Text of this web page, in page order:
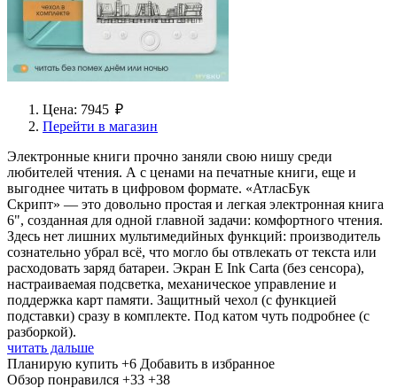
Цена: 7945 ₽
Перейти в магазин
Электронные книги прочно заняли свою нишу среди
любителей чтения. А с ценами на печатные книги, еще и
выгоднее читать в цифровом формате. «АтласБук
Скрипт» — это довольно простая и легкая электронная книга
6", созданная для одной главной задачи: комфортного чтения.
Здесь нет лишних мультимедийных функций: производитель
сознательно убрал всё, что могло бы отвлекать от текста или
расходовать заряд батареи. Экран E Ink Carta (без сенсора),
настраиваемая подсветка, механическое управление и
поддержка карт памяти. Защитный чехол (с функцией
подставки) сразу в комплекте. Под катом чуть подробнее (с
разборкой).
читать дальше
Планирую купить +6 Добавить в избранное
Обзор понравился +33 +38